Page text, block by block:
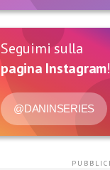
Seguimi sulla
pagina Instagram!
@DANINSERIES